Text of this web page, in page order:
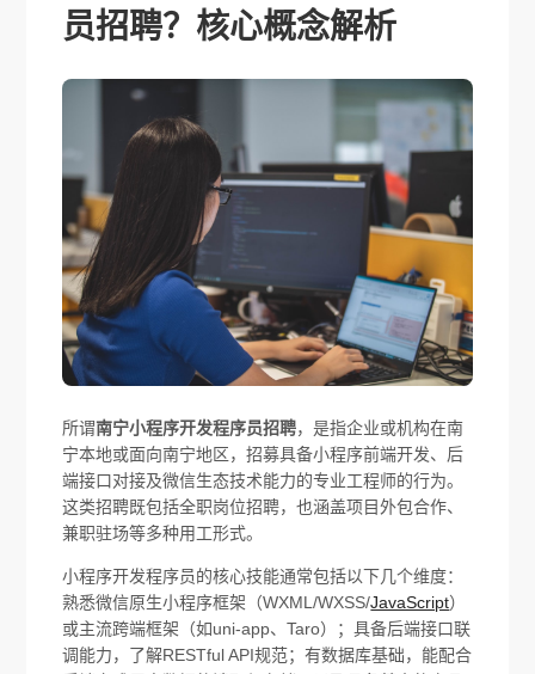
员招聘？核心概念解析
所谓南宁小程序开发程序员招聘，是指企业或机构在南
宁本地或面向南宁地区，招募具备小程序前端开发、后
端接口对接及微信生态技术能力的专业工程师的行为。
这类招聘既包括全职岗位招聘，也涵盖项目外包合作、
兼职驻场等多种用工形式。
小程序开发程序员的核心技能通常包括以下几个维度：
熟悉微信原生小程序框架（WXML/WXSS/JavaScript）
或主流跨端框架（如uni-app、Taro）；具备后端接口联
调能力，了解RESTful API规范；有数据库基础，能配合